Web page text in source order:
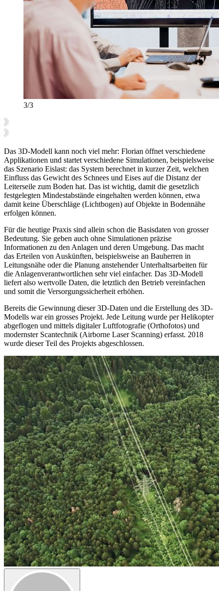
3/3
Das 3D-Modell kann noch viel mehr: Florian öffnet verschiedene
Applikationen und startet verschiedene Simulationen, beispielsweise
das Szenario Eislast: das System berechnet in kurzer Zeit, welchen
Einfluss das Gewicht des Schnees und Eises auf die Distanz der
Leiterseile zum Boden hat. Das ist wichtig, damit die gesetzlich
festgelegten Mindestabstände eingehalten werden können, etwa
damit keine Überschläge (Lichtbogen) auf Objekte in Bodennähe
erfolgen können.
Für die heutige Praxis sind allein schon die Basisdaten von grosser
Bedeutung. Sie geben auch ohne Simulationen präzise
Informationen zu den Anlagen und deren Umgebung. Das macht
das Erteilen von Auskünften, beispielsweise an Bauherren in
Leitungsnähe oder die Planung anstehender Unterhaltsarbeiten für
die Anlagenverantwortlichen sehr viel einfacher. Das 3D-Modell
liefert also wertvolle Daten, die letztlich den Betrieb vereinfachen
und somit die Versorgungssicherheit erhöhen.
Bereits die Gewinnung dieser 3D-Daten und die Erstellung des 3D-
Modells war ein grosses Projekt. Jede Leitung wurde per Helikopter
abgeflogen und mittels digitaler Luftfotografie (Orthofotos) und
modernster Scantechnik (Airborne Laser Scanning) erfasst. 2018
wurde dieser Teil des Projekts abgeschlossen.